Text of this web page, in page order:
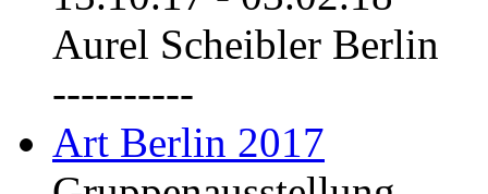
Aurel Scheibler Berlin
----------
Art Berlin 2017